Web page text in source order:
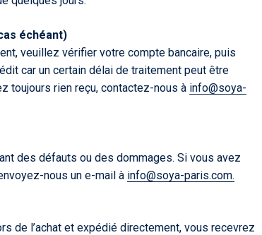
échéant)
veuillez vérifier votre compte bancaire, puis
car un certain délai de traitement peut être
toujours rien reçu, contactez-nous à info@soya-
des défauts ou des dommages. Si vous avez
nous un e-mail à info@soya-paris.com.
de l’achat et expédié directement, vous recevrez